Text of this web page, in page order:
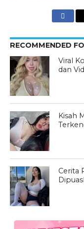
RECOMMENDED
Viral
dan
Kisah
Cerita